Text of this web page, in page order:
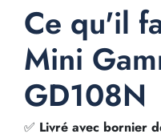
Ce qu'il
Mini
GD108N
✅ Livré avec bornier